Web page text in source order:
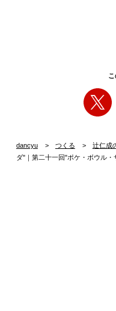
dancyu つくる 辻仁成
ダ"｜第二十一回"ポケ・ボウル・